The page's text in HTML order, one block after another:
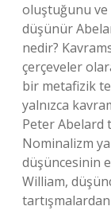
oluştuğunu ve
düşünür
nedir?
çerçeveler
bir metafizik
yalnızca
Peter Abelard
Nominalizm
düşüncesinin
William,